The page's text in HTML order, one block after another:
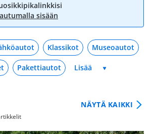
sisään
Klassikot Museoautot
Pakettiautot
NÄYTÄ KAIKKI